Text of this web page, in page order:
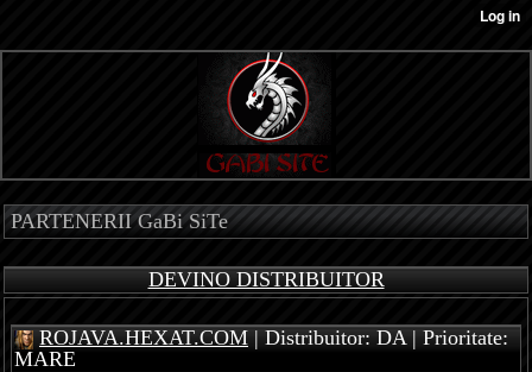
PARTENERII GaBi SiTe
DEVINO DISTRIBUITOR
ROJAVA.HEXAT.COM | Distribuitor: DA | Prioritate:
MARE